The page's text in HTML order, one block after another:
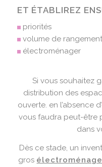
ET ÉTABLIREZ
priorités
volume de
électroménager
Si vous souhaitez
distribution des
ouverte. en l’absence
vous faudra peut-être
dans
Dès ce stade, un
gros